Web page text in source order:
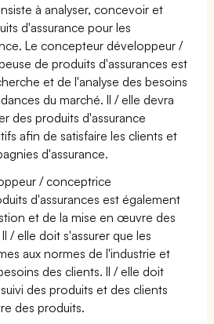
à analyser, concevoir et
d'assurance pour les
Le concepteur développeur /
de produits d'assurances est
et de l'analyse des besoins
du marché. Il / elle devra
des produits d'assurance
afin de satisfaire les clients et
d'assurance.
/ conceptrice
d'assurances est également
et de la mise en œuvre des
/ elle doit s'assurer que les
aux normes de l'industrie et
des clients. Il / elle doit
des produits et des clients
des produits.